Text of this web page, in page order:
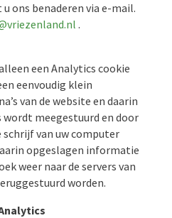
ons benaderen via e-mail.
.
een Analytics cookie
eenvoudig klein
van de website en daarin
meegestuurd en door
schrijf van uw computer
opgeslagen informatie
weer naar de servers van
worden.